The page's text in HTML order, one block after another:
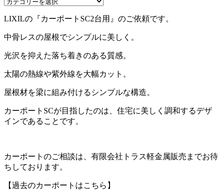
LIXILの『カーポートSC2台用』のご依頼です。
中骨レスの屋根でシンプルに美しく。
光沢を抑えた落ち着きのある質感。
太陽の熱線や紫外線を大幅カット。
屋根材を梁に組み付けるシンプルな構造。
カーポートSCが目指したのは、住宅に美しく調和するデザ
インであることです。
カーポートのご相談は、有限会社トラス軽金属販売までお待
ちしております。
【過去のカーポートはこちら】